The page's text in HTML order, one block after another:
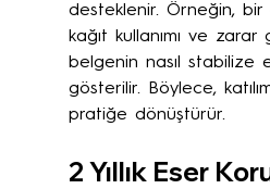
desteklenir. Örneğin,
kağıt kullanımı ve zarar
belgenin nasıl stabilize
gösterilir. Böylece,
pratiğe dönüştürür.
2 Yıllık Eser